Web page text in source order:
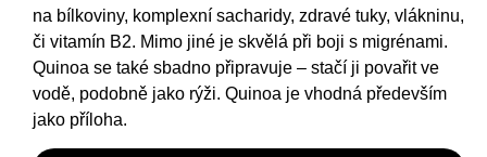
na bílkoviny, komplexní sacharidy, zdravé tuky, vlákninu,
či vitamín B2. Mimo jiné je skvělá při boji s migrénami.
Quinoa se také sbadno připravuje – stačí ji povařit ve
vodě, podobně jako rýži. Quinoa je vhodná především
jako příloha.